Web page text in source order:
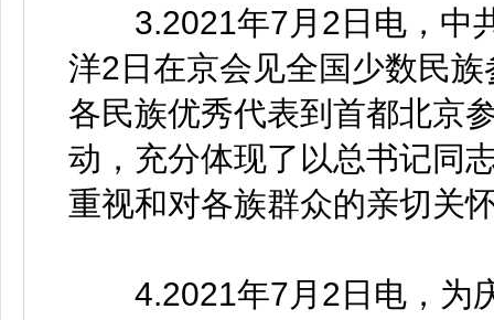
3.2021年7月2日电，中共
洋2日在京会见全国少数民
各民族优秀代表到首都北京
动，充分体现了以总书记同
重视和对各族群众的亲切关
4.2021年7月2日电，为